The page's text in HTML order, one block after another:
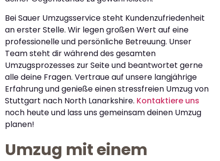
Bei Sauer Umzugsservice steht Kundenzufriedenheit
an erster Stelle. Wir legen großen Wert auf eine
professionelle und persönliche Betreuung. Unser
Team steht dir während des gesamten
Umzugsprozesses zur Seite und beantwortet gerne
alle deine Fragen. Vertraue auf unsere langjährige
Erfahrung und genieße einen stressfreien Umzug von
Stuttgart nach North Lanarkshire. Kontaktiere uns
noch heute und lass uns gemeinsam deinen Umzug
planen!
Umzug mit einem